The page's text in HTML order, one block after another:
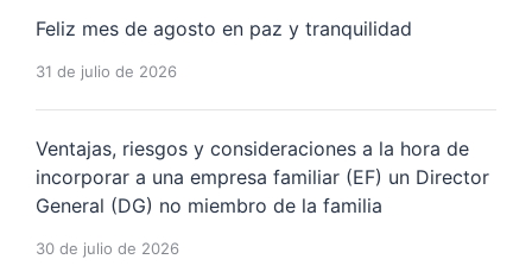
Feliz mes de agosto en paz y tranquilidad
31 de julio de 2026
Ventajas, riesgos y consideraciones a la hora de
incorporar a una empresa familiar (EF) un Director
General (DG) no miembro de la familia
30 de julio de 2026